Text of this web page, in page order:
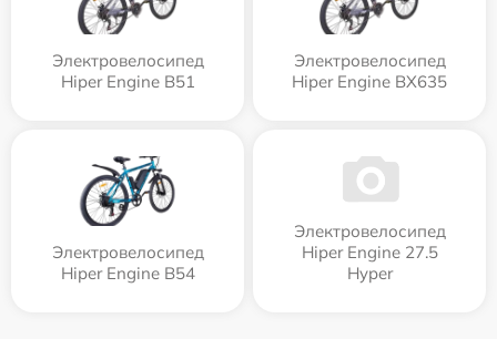
Электровелосипед
Hiper Engine B51
Электровелосипед
Hiper Engine BX635
Электровелосипед
Hiper Engine B54
Электровелосипед
Hiper Engine 27.5
Нyper